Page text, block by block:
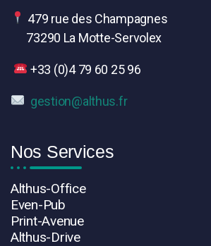
479 rue des Champagnes
73290 La Motte-Servolex
+33 (0)4 79 60 25 96
gestion@althus.fr
Nos Services
Althus-Office
Even-Pub
Print-Avenue
Althus-Drive